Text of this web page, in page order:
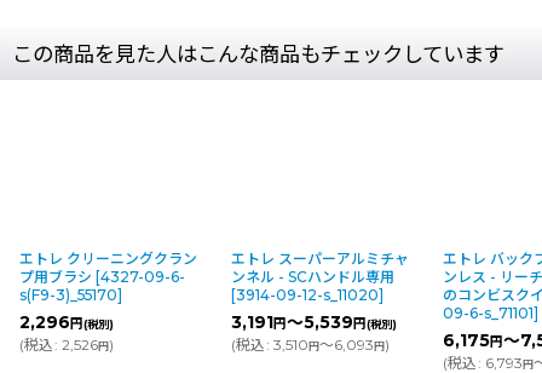
この商品を見た人はこんな商品もチェックしています
エトレ クリーニングクラン
プ用ブラシ [4327-09-6-
s(F9-3)_55170]
2,296 円(税別)
(税込: 2,526円)
エトレ スーパーアルミチャ
ンネル - SCハンドル専用
[3914-09-12-s_11020]
3,191円～5,539円(税別)
(税込: 3,510円～6,093円)
エトレ バック
ンレス - リー
のコンビスク
09-6-s_71101]
6,175円～
(税込: 6,793円